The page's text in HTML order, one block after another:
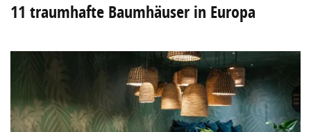
11 traumhafte Baumhäuser in Europa